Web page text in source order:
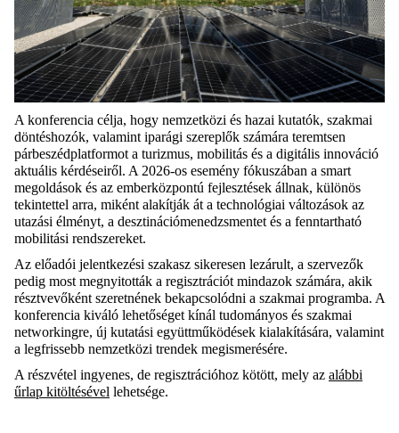
A konferencia célja, hogy nemzetközi és hazai kutatók, szakmai
döntéshozók, valamint iparági szereplők számára teremtsen
párbeszédplatformot a turizmus, mobilitás és a digitális innováció
aktuális kérdéseiről. A 2026-os esemény fókuszában a smart
megoldások és az emberközpontú fejlesztések állnak, különös
tekintettel arra, miként alakítják át a technológiai változások az
utazási élményt, a desztinációmenedzsmentet és a fenntartható
mobilitási rendszereket.
Az előadói jelentkezési szakasz sikeresen lezárult, a szervezők
pedig most megnyitották a regisztrációt mindazok számára, akik
résztvevőként szeretnének bekapcsolódni a szakmai programba. A
konferencia kiváló lehetőséget kínál tudományos és szakmai
networkingre, új kutatási együttműködések kialakítására, valamint
a legfrissebb nemzetközi trendek megismerésére.
A részvétel ingyenes, de regisztrációhoz kötött, mely az alábbi
űrlap kitöltésével lehetsége.